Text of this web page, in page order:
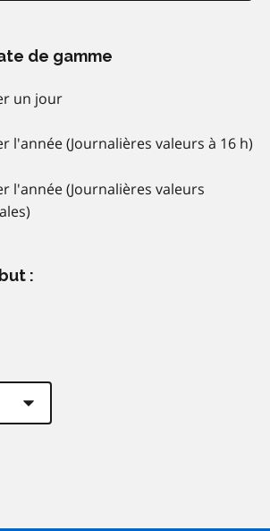
de gamme
un jour
l'année (Journalières valeurs à 16 h)
l'année (Journalières valeurs
: